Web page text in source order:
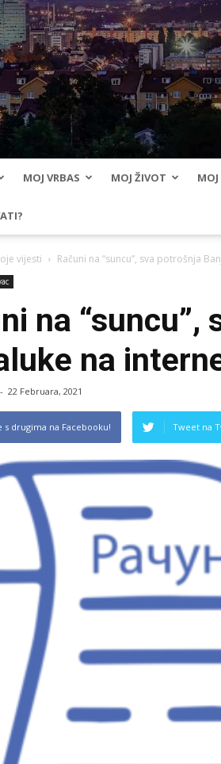
MOJ VRBAS MOJ ŽIVOT
vijesti Računi na “suncu”, sva potrošnja
na “suncu”,
na
- 22 Februara, 2021
s drugima na Facebooku! Tweet na